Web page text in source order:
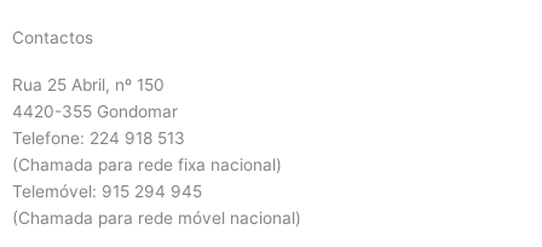
Contactos
Rua 25 Abril, nº 150
4420-355 Gondomar
Telefone: 224 918 513
(Chamada para rede fixa nacional)
Telemóvel: 915 294 945
(Chamada para rede móvel nacional)